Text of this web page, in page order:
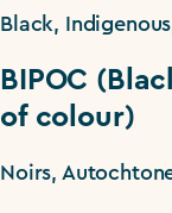
Black,
BIPOC
of colour)
Noirs,